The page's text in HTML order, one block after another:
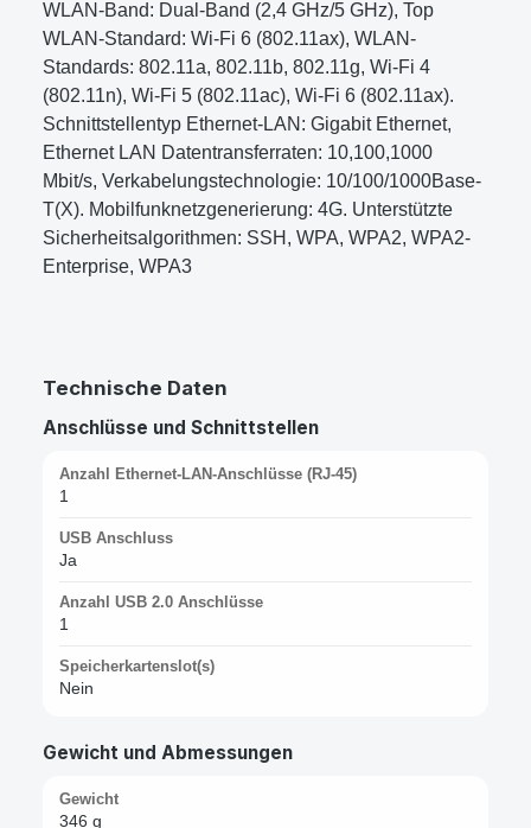
WLAN-Band: Dual-Band (2,4 GHz/5 GHz), Top
WLAN-Standard: Wi-Fi 6 (802.11ax), WLAN-
Standards: 802.11a, 802.11b, 802.11g, Wi-Fi 4
(802.11n), Wi-Fi 5 (802.11ac), Wi-Fi 6 (802.11ax).
Schnittstellentyp Ethernet-LAN: Gigabit Ethernet,
Ethernet LAN Datentransferraten: 10,100,1000
Mbit/s, Verkabelungstechnologie: 10/100/1000Base-
T(X). Mobilfunknetzgenerierung: 4G. Unterstützte
Sicherheitsalgorithmen: SSH, WPA, WPA2, WPA2-
Enterprise, WPA3
Technische Daten
Anschlüsse und Schnittstellen
Anzahl Ethernet-LAN-Anschlüsse (RJ-45)
1
USB Anschluss
Ja
Anzahl USB 2.0 Anschlüsse
1
Speicherkartenslot(s)
Nein
Gewicht und Abmessungen
Gewicht
346 g